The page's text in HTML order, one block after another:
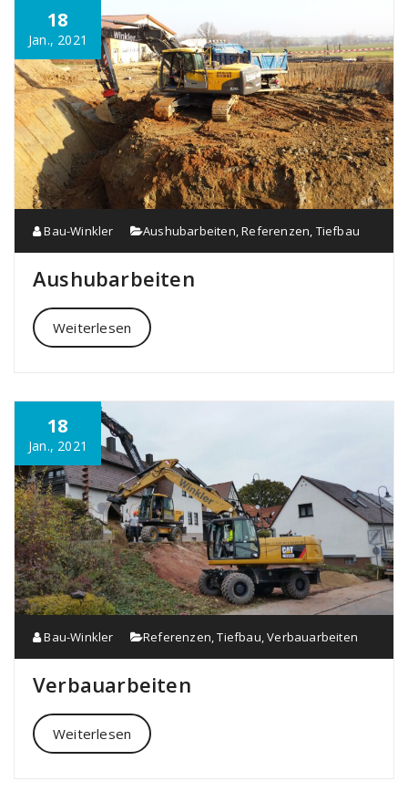
18
Jan., 2021
Bau-Winkler Aushubarbeiten,Referenzen, Tiefbau
Aushubarbeiten
Weiterlesen
18
Jan., 2021
Bau-Winkler Referenzen,Tiefbau,Verbauarbeiten
Verbauarbeiten
Weiterlesen